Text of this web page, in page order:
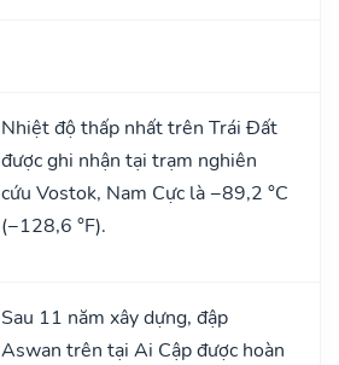
Nhiệt độ thấp nhất trên Trái Đất
được ghi nhận tại trạm nghiên
cứu Vostok, Nam Cực là −89,2 °C
(−128,6 °F).
Sau 11 năm xây dựng, đập
Aswan trên tại Ai Cập được hoàn